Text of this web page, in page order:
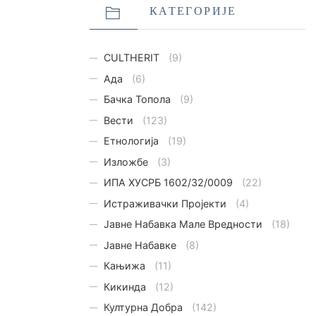
КАТЕГОРИЈЕ
CULTHERIT
(9)
Ада
(6)
Бачка Топола
(9)
Вести
(123)
Етнологијa
(19)
Изложбе
(3)
ИПА ХУСРБ 1602/32/0009
(22)
Истраживачки Пројекти
(4)
Јавне Набавка Мале Вредности
(18)
Јавне Набавке
(8)
Кањижа
(11)
Кикинда
(12)
Културна Добра
(142)